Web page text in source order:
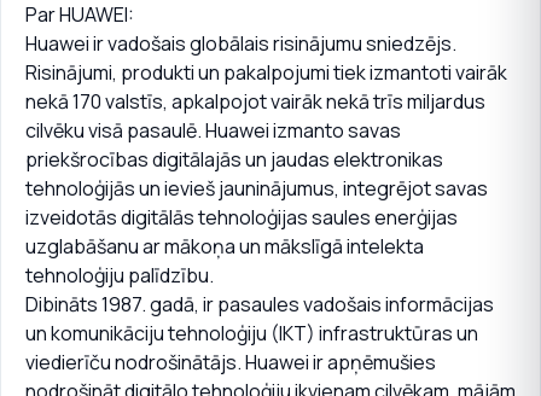
Par HUAWEI:
Huawei ir vadošais globālais risinājumu sniedzējs.
Risinājumi, produkti un pakalpojumi tiek izmantoti vairāk
nekā 170 valstīs, apkalpojot vairāk nekā trīs miljardus
cilvēku visā pasaulē. Huawei izmanto savas
priekšrocības digitālajās un jaudas elektronikas
tehnoloģijās un ievieš jauninājumus, integrējot savas
izveidotās digitālās tehnoloģijas saules enerģijas
uzglabāšanu ar mākoņa un mākslīgā intelekta
tehnoloģiju palīdzību.
Dibināts 1987. gadā, ir pasaules vadošais informācijas
un komunikāciju tehnoloģiju (IKT) infrastruktūras un
viedierīču nodrošinātājs. Huawei ir apņēmušies